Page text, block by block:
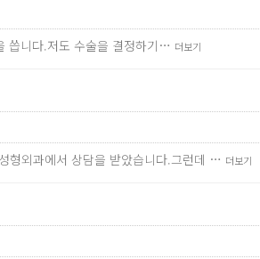
씁니다.저도 수술을 결정하기… 더보기
형외과에서 상담을 받았습니다.그런데 … 더보기